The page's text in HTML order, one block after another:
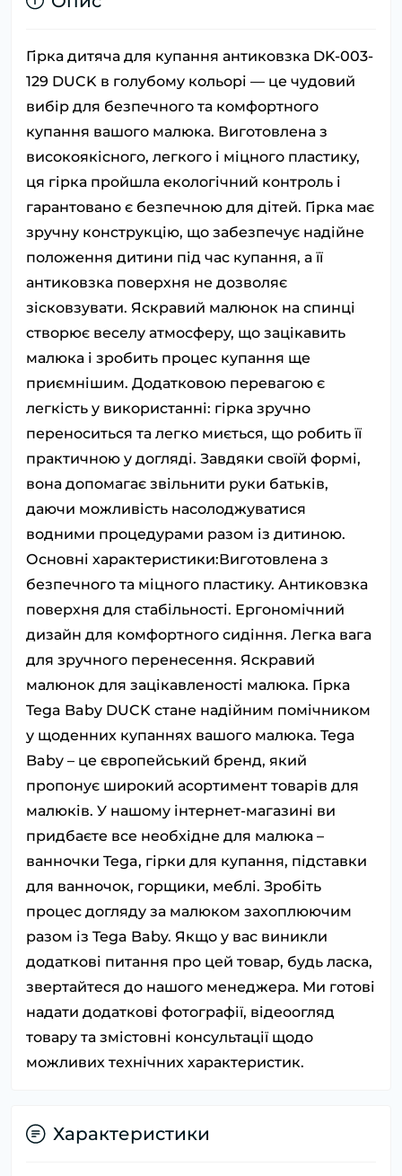
Гірка дитяча для купання антиковзка DK-003-
129 DUCK в голубому кольорі — це чудовий
вибір для безпечного та комфортного
купання вашого малюка. Виготовлена з
високоякісного, легкого і міцного пластику,
ця гірка пройшла екологічний контроль і
гарантовано є безпечною для дітей. Гірка має
зручну конструкцію, що забезпечує надійне
положення дитини під час купання, а її
антиковзка поверхня не дозволяє
зісковзувати. Яскравий малюнок на спинці
створює веселу атмосферу, що зацікавить
малюка і зробить процес купання ще
приємнішим. Додатковою перевагою є
легкість у використанні: гірка зручно
переноситься та легко миється, що робить її
практичною у догляді. Завдяки своїй формі,
вона допомагає звільнити руки батьків,
даючи можливість насолоджуватися
водними процедурами разом із дитиною.
Основні характеристики:Виготовлена з
безпечного та міцного пластику. Антиковзка
поверхня для стабільності. Ергономічний
дизайн для комфортного сидіння. Легка вага
для зручного перенесення. Яскравий
малюнок для зацікавленості малюка. Гірка
Tega Baby DUCK стане надійним помічником
у щоденних купаннях вашого малюка. Tega
Baby – це європейський бренд, який
пропонує широкий асортимент товарів для
малюків. У нашому інтернет-магазині ви
придбаєте все необхідне для малюка –
ванночки Tega, гірки для купання, підставки
для ванночок, горщики, меблі. Зробіть
процес догляду за малюком захоплюючим
разом із Tega Baby. Якщо у вас виникли
додаткові питання про цей товар, будь ласка,
звертайтеся до нашого менеджера. Ми готові
надати додаткові фотографії, відеоогляд
товару та змістовні консультації щодо
можливих технічних характеристик.
Характеристики